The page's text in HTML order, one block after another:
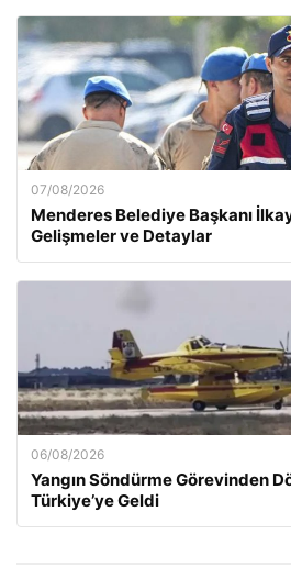
07/08/2026
Menderes Belediye Başkanı
Gelişmeler ve Detaylar
06/08/2026
Yangın Söndürme Görevinden
Türkiye’ye Geldi